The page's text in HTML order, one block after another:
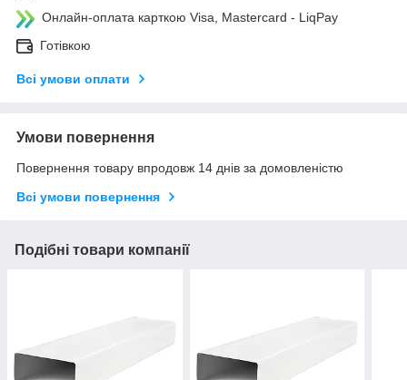
Онлайн-оплата карткою Visa, Mastercard - LiqPay
Готівкою
Всі умови оплати
Умови повернення
Повернення товару впродовж 14 днів за домовленістю
Всі умови повернення
Подібні товари компанії